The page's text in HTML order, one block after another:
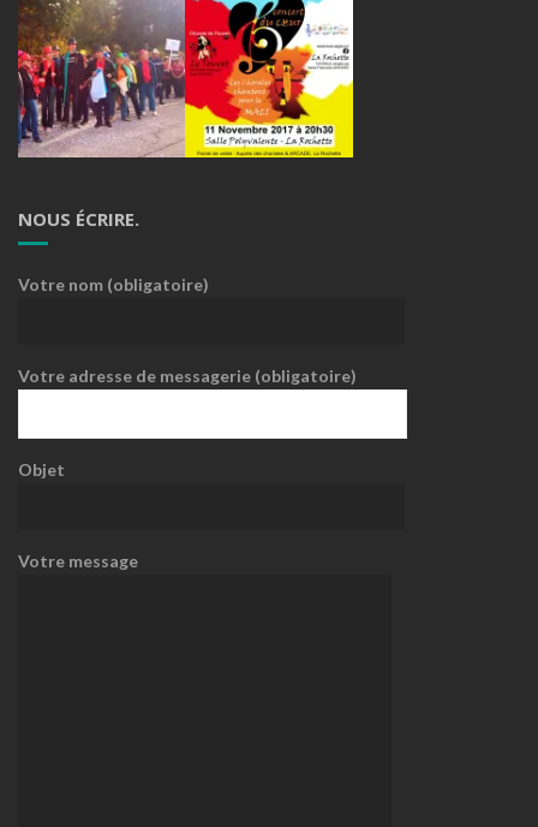
NOUS ÉCRIRE.
Votre nom (obligatoire)
Votre adresse de messagerie (obligatoire)
Objet
Votre message